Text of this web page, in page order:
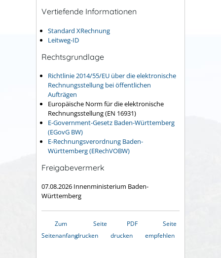
Vertiefende Informationen
Standard XRechnung
Leitweg-ID
Rechtsgrundlage
Richtlinie 2014/55/EU über die elektronische
Rechnungsstellung bei öffentlichen
Aufträgen
Europäische Norm für die elektronische
Rechnungsstellung (EN 16931)
E-Government-Gesetz Baden-Württemberg
(EGovG BW)
E-Rechnungsverordnung Baden-
Württemberg (ERechVOBW)
Freigabevermerk
07.08.2026 Innenministerium Baden-
Württemberg
Zum
Seitenanfang
Seite
drucken
PDF
drucken
Seite
empfehlen